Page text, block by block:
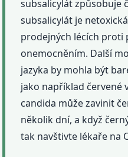
subsalicylát způsobuje
subsalicylát je
prodejných lécích proti
onemocněním. Další
jazyka by mohla být
jako například červené
candida může zavinit
několik dní, a když
tak navštivte lékaře na